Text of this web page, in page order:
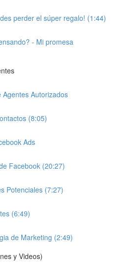
perder el súper regalo! (1:44)
- Mi promesa
Autorizados
(8:05)
Ads
Facebook (20:27)
Potenciales (7:27)
(6:49)
de Marketing (2:49)
y Videos)